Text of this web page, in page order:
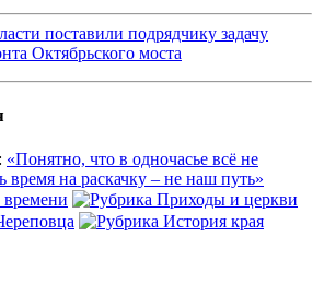
поставили подрядчику задачу
Октябрьского моста
«Понятно, что в одночасье всё не
время на раскачку – не наш путь»